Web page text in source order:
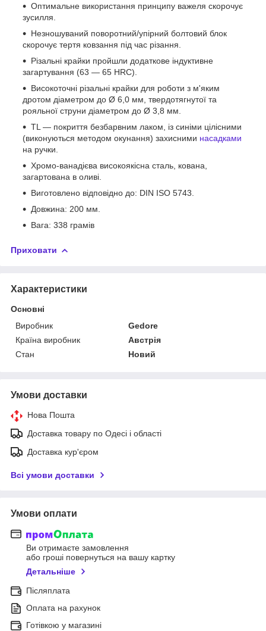
Оптимальне використання принципу важеля скорочує
зусилля.
Незношуваний поворотний/упірний болтовий блок
скорочує тертя ковзання під час різання.
Різальні крайки пройшли додаткове індуктивне
загартування (63 — 65 HRC).
Високоточні різальні крайки для роботи з м'яким
дротом діаметром до Ø 6,0 мм, твердотягнутої та
рояльної струни діаметром до Ø 3,8 мм.
TL — покриття безбарвним лаком, із синіми цілісними
(виконуються методом окунання) захисними насадками
на ручки.
Хромо-ванадієва високоякісна сталь, кована,
загартована в оливі.
Виготовлено відповідно до: DIN ISO 5743.
Довжина: 200 мм.
Вага: 338 грамів
Приховати
Характеристики
Основні
Виробник
Gedore
Країна виробник
Австрія
Стан
Новий
Умови доставки
Нова Пошта
Доставка товару по Одесі і області
Доставка кур'єром
Всі умови доставки
Умови оплати
Ви отримаєте замовлення
або гроші повернуться на вашу картку
Детальніше
Післяплата
Оплата на рахунок
Готівкою у магазині